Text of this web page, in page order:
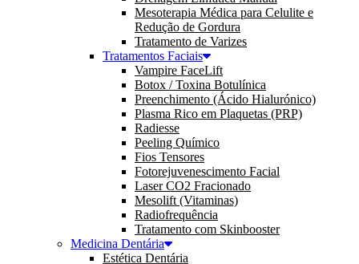
Mesoterapia Médica para Celulite e
Redução de Gordura
Tratamento de Varizes
Tratamentos Faciais
Vampire FaceLift
Botox / Toxina Botulínica
Preenchimento (Ácido Hialurónico)
Plasma Rico em Plaquetas (PRP)
Radiesse
Peeling Químico
Fios Tensores
Fotorejuvenescimento Facial
Laser CO2 Fracionado
Mesolift (Vitaminas)
Radiofrequência
Tratamento com Skinbooster
Medicina Dentária
Estética Dentária